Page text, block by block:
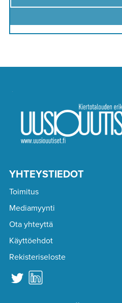
YHTEYSTIEDOT
Toimitus
Mediamyynti
Ota yhteyttä
Käyttöehdot
Rekisteriseloste